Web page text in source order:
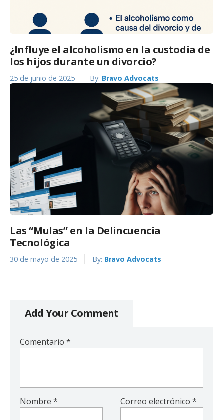
¿Influye el alcoholismo en la custodia de
los hijos durante un divorcio?
25 de junio de 2025 By: Bravo Advocats
Las “Mulas” en la Delincuencia
Tecnológica
30 de mayo de 2025 By: Bravo Advocats
Add Your Comment
Comentario *
Nombre * Correo electrónico*